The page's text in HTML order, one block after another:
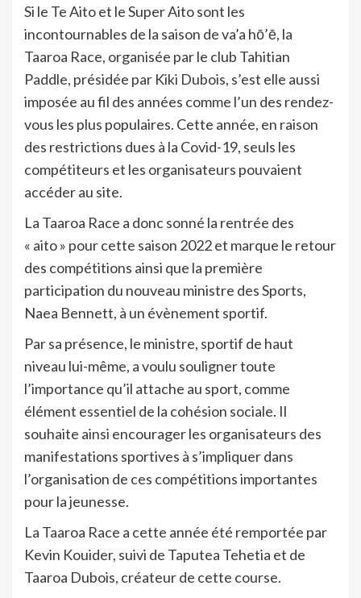
Si le Te Aito et le Super Aito sont les
incontournables de la saison de va’a hō’ē, la
Taaroa Race, organisée par le club Tahitian
Paddle, présidée par Kiki Dubois, s’est elle aussi
imposée au fil des années comme l’un des rendez-
vous les plus populaires. Cette année, en raison
des restrictions dues à la Covid-19, seuls les
compétiteurs et les organisateurs pouvaient
accéder au site.
La Taaroa Race a donc sonné la rentrée des
« aito » pour cette saison 2022 et marque le retour
des compétitions ainsi que la première
participation du nouveau ministre des Sports,
Naea Bennett, à un évènement sportif.
Par sa présence, le ministre, sportif de haut
niveau lui-même, a voulu souligner toute
l’importance qu’il attache au sport, comme
élément essentiel de la cohésion sociale. Il
souhaite ainsi encourager les organisateurs des
manifestations sportives à s’impliquer dans
l’organisation de ces compétitions importantes
pour la jeunesse.
La Taaroa Race a cette année été remportée par
Kevin Kouider, suivi de Taputea Tehetia et de
Taaroa Dubois, créateur de cette course.